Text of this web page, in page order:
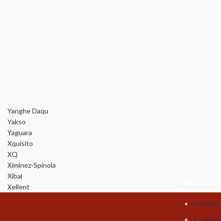
Yanghe Daqu
Yakso
Yaguara
Xquisito
XQ
Ximinez-Spinola
Xibal
Xellent
Cookies